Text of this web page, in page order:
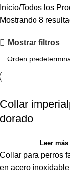
Inicio Todos los
Mostrando 8
Mostrar filtros
Collar
dorado
Leer más
Collar para perros
en acero